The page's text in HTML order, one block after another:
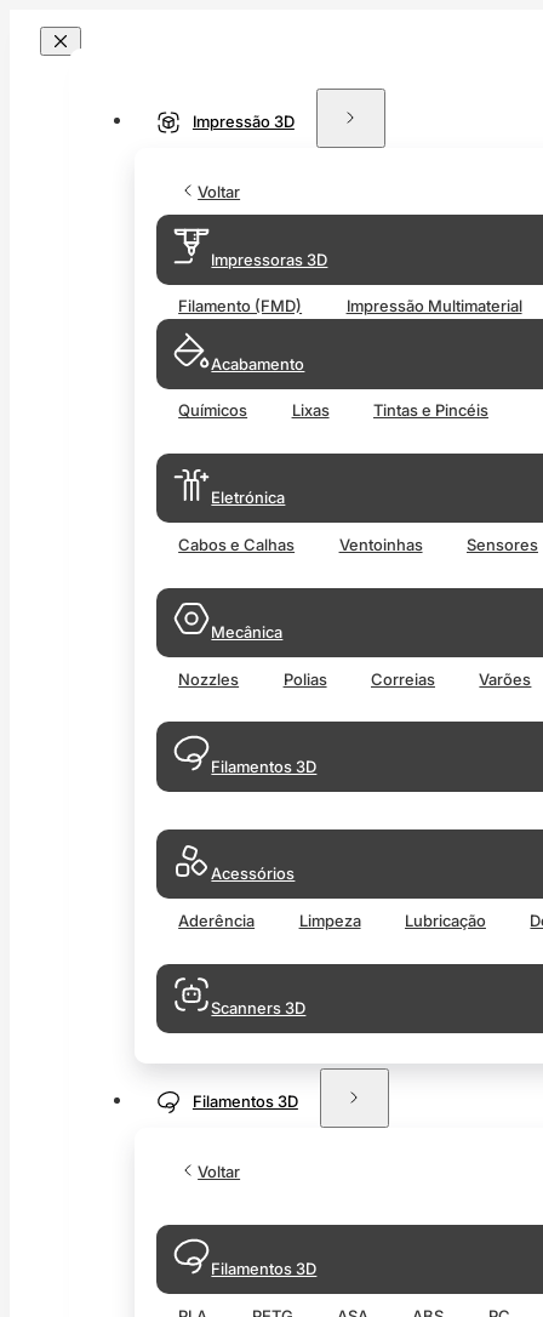
Impressão 3D
Voltar
Impressoras 3D
Filamento (FMD) Impressão Multimaterial
Acabamento
Químicos Lixas Tintas e Pincéis
Eletrónica
Cabos e Calhas Ventoinhas Sensores
Mecânica
Nozzles Polias Correias Varões
Filamentos 3D
Acessórios
Aderência Limpeza Lubricação
Scanners 3D
Filamentos 3D
Voltar
Filamentos 3D